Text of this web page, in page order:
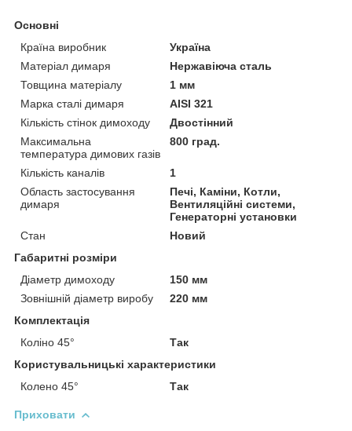
Основні
Країна виробник
Україна
Матеріал димаря
Нержавіюча сталь
Товщина матеріалу
1 мм
Марка сталі димаря
AISI 321
Кількість стінок димоходу
Двостінний
Максимальна
температура димових газів
800 град.
Кількість каналів
1
Область застосування
димаря
Печі, Каміни, Котли,
Вентиляційні системи,
Генераторні установки
Стан
Новий
Габаритні розміри
Діаметр димоходу
150 мм
Зовнішній діаметр виробу
220 мм
Комплектація
Коліно 45°
Так
Користувальницькі характеристики
Колено 45°
Так
Приховати